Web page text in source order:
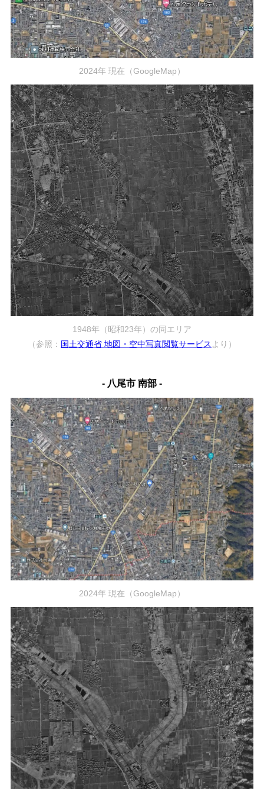
2024年 現在（GoogleMap）
1948年（昭和23年）の同エリア
（参照： 国土交通省 地図・空中写真閲覧サービス より）
- 八尾市 南部 -
2024年 現在（GoogleMap）